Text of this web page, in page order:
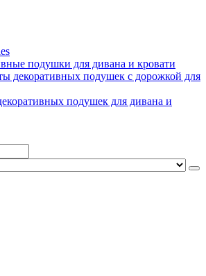
подушки для дивана и кровати
декоративных подушек с дорожкой для
подушек для дивана и